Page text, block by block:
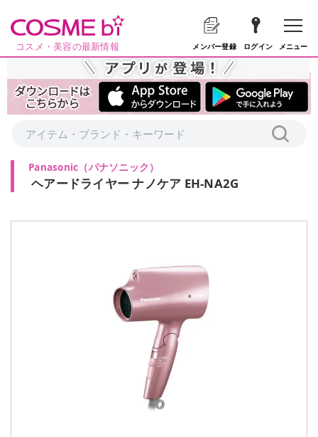
コスメ・美容の最新情報 メンバー登録 ログイン メニュー
Panasonic （パナソニック ）
ヘアードライヤー ナノケア EH-NA2G